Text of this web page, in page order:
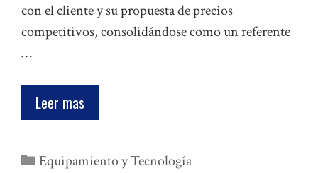
con el cliente y su propuesta de precios
competitivos, consolidándose como un referente
…
Leer mas
Categorías
Equipamiento y Tecnología